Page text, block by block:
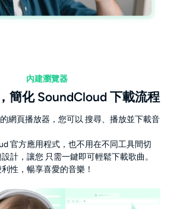
內建瀏覽器
簡化 SoundCloud 下載流程
網頁播放器，您可以 搜尋、播放並下載音
官方應用程式，也不用在不同工具間切
計，讓您 只需一鍵即可輕鬆下載歌曲。
性，暢享喜愛的音樂！